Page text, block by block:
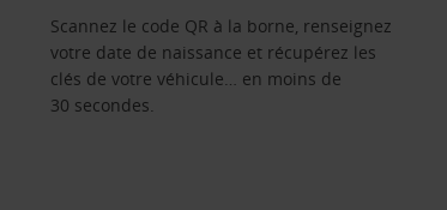
Scannez le code QR à la borne, renseignez
votre date de naissance et récupérez les
clés de votre véhicule… en moins de
30 secondes.